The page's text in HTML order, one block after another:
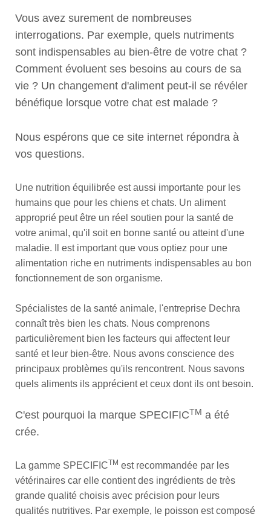
Vous avez surement de nombreuses
interrogations. Par exemple, quels nutriments
sont indispensables au bien-être de votre chat ?
Comment évoluent ses besoins au cours de sa
vie ? Un changement d'aliment peut-il se révéler
bénéfique lorsque votre chat est malade ?
Nous espérons que ce site internet répondra à
vos questions.
Une nutrition équilibrée est aussi importante pour les
humains que pour les chiens et chats. Un aliment
approprié peut être un réel soutien pour la santé de
votre animal, qu'il soit en bonne santé ou atteint d'une
maladie. Il est important que vous optiez pour une
alimentation riche en nutriments indispensables au bon
fonctionnement de son organisme.
Spécialistes de la santé animale, l'entreprise Dechra
connaît très bien les chats. Nous comprenons
particulièrement bien les facteurs qui affectent leur
santé et leur bien-être. Nous avons conscience des
principaux problèmes qu'ils rencontrent. Nous savons
quels aliments ils apprécient et ceux dont ils ont besoin.
C'est pourquoi la marque SPECIFICTM a été
crée.
La gamme SPECIFICTM est recommandée par les
vétérinaires car elle contient des ingrédients de très
grande qualité choisis avec précision pour leurs
qualités nutritives. Par exemple, le poisson est composé